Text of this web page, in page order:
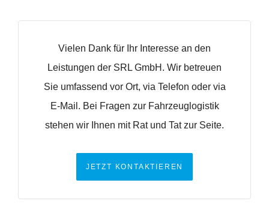
Vielen Dank für Ihr Interesse an den
Leistungen der SRL GmbH. Wir betreuen
Sie umfassend vor Ort, via Telefon oder via
E-Mail. Bei Fragen zur Fahrzeuglogistik
stehen wir Ihnen mit Rat und Tat zur Seite.
JETZT KONTAKTIEREN